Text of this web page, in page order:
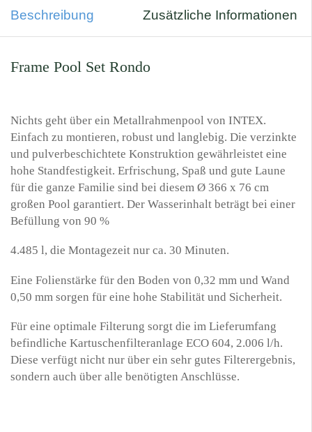
Beschreibung Zusätzliche Informationen
Frame Pool Set Rondo
Nichts geht über ein Metallrahmenpool von INTEX.
Einfach zu montieren, robust und langlebig. Die verzinkte
und pulverbeschichtete Konstruktion gewährleistet eine
hohe Standfestigkeit. Erfrischung, Spaß und gute Laune
für die ganze Familie sind bei diesem Ø 366 x 76 cm
großen Pool garantiert. Der Wasserinhalt beträgt bei einer
Befüllung von 90 %
4.485 l, die Montagezeit nur ca. 30 Minuten.
Eine Folienstärke für den Boden von 0,32 mm und Wand
0,50 mm sorgen für eine hohe Stabilität und Sicherheit.
Für eine optimale Filterung sorgt die im Lieferumfang
befindliche Kartuschenfilteranlage ECO 604, 2.006 l/h.
Diese verfügt nicht nur über ein sehr gutes Filterergebnis,
sondern auch über alle benötigten Anschlüsse.